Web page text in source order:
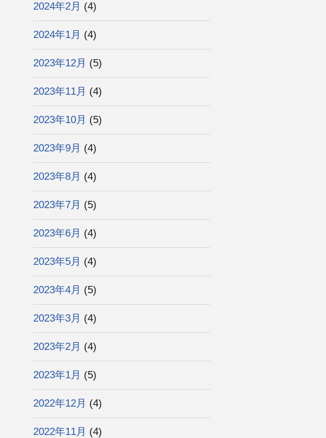
2024年2月 (4)
2024年1月 (4)
2023年12月 (5)
2023年11月 (4)
2023年10月 (5)
2023年9月 (4)
2023年8月 (4)
2023年7月 (5)
2023年6月 (4)
2023年5月 (4)
2023年4月 (5)
2023年3月 (4)
2023年2月 (4)
2023年1月 (5)
2022年12月 (4)
2022年11月 (4)